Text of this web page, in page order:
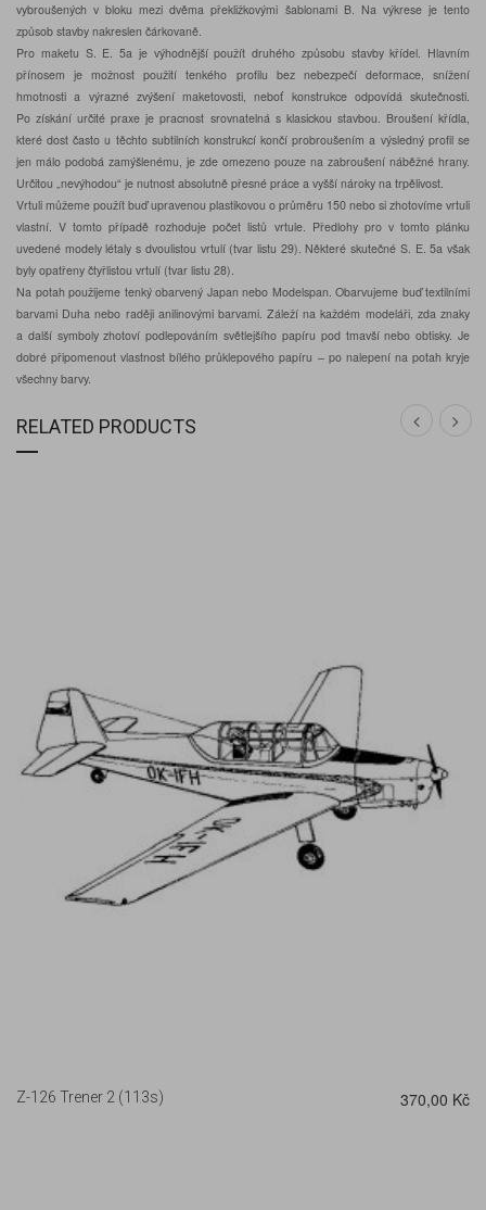
vybroušených v bloku mezi dvěma překližkovými šablonami B. Na výkrese je tento
způsob stavby nakreslen čárkovaně.
Pro maketu S. E. 5a je výhodnější použít druhého způsobu stavby křídel. Hlavním
přínosem je možnost použití tenkého profilu bez nebezpečí deformace, snížení
hmotnosti a výrazné zvýšení maketovosti, neboť konstrukce odpovídá skutečnosti.
Po získání určité praxe je pracnost srovnatelná s klasickou stavbou. Broušení křídla,
které dost často u těchto subtilních konstrukcí končí probroušením a výsledný profil se
jen málo podobá zamýšlenému, je zde omezeno pouze na zabroušení náběžné hrany.
Určitou „nevýhodou“ je nutnost absolutně přesné práce a vyšší nároky na trpělivost.
Vrtuli můžeme použít buď upravenou plastikovou o průměru 150 nebo si zhotovíme vrtuli
vlastní. V tomto případě rozhoduje počet listů vrtule. Předlohy pro v tomto plánku
uvedené modely létaly s dvoulistou vrtulí (tvar listu 29). Některé skutečné S. E. 5a však
byly opatřeny čtyřlistou vrtulí (tvar listu 28).
Na potah použijeme tenký obarvený Japan nebo Modelspan. Obarvujeme buď textilními
barvami Duha nebo raději anilinovými barvami. Záleží na každém modeláři, zda znaky
a další symboly zhotoví podlepováním světlejšího papíru pod tmavší nebo obtisky. Je
dobré připomenout vlastnost bílého průklepového papíru – po nalepení na potah kryje
všechny barvy.
RELATED PRODUCTS
Z-126 Trener 2 (113s) 370,00 Kč
DETAIL